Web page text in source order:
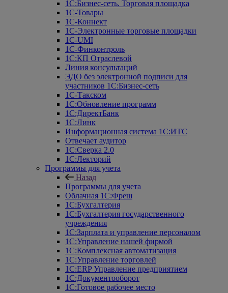
1С:Бизнес-сеть. Торговая площадка
1С-Товары
1С-Коннект
1С-Электронные торговые площадки
1C-UMI
1С-Финконтроль
1С:КП Отраслевой
Линия консультаций
ЭДО без электронной подписи для
участников 1С:Бизнес-сеть
1С-Такском
1С:Обновление программ
1С:ДиректБанк
1С:Линк
Информационная система 1С:ИТС
Отвечает аудитор
1С:Сверка 2.0
1С:Лекторий
Программы для учета
Назад
Программы для учета
Облачная 1С:Фреш
1С:Бухгалтерия
1С:Бухгалтерия государственного
учреждения
1С:Зарплата и управление персоналом
1С:Управление нашей фирмой
1С:Комплексная автоматизация
1С:Управление торговлей
1С:ERP Управление предприятием
1С:Документооборот
1C:Готовое рабочее место